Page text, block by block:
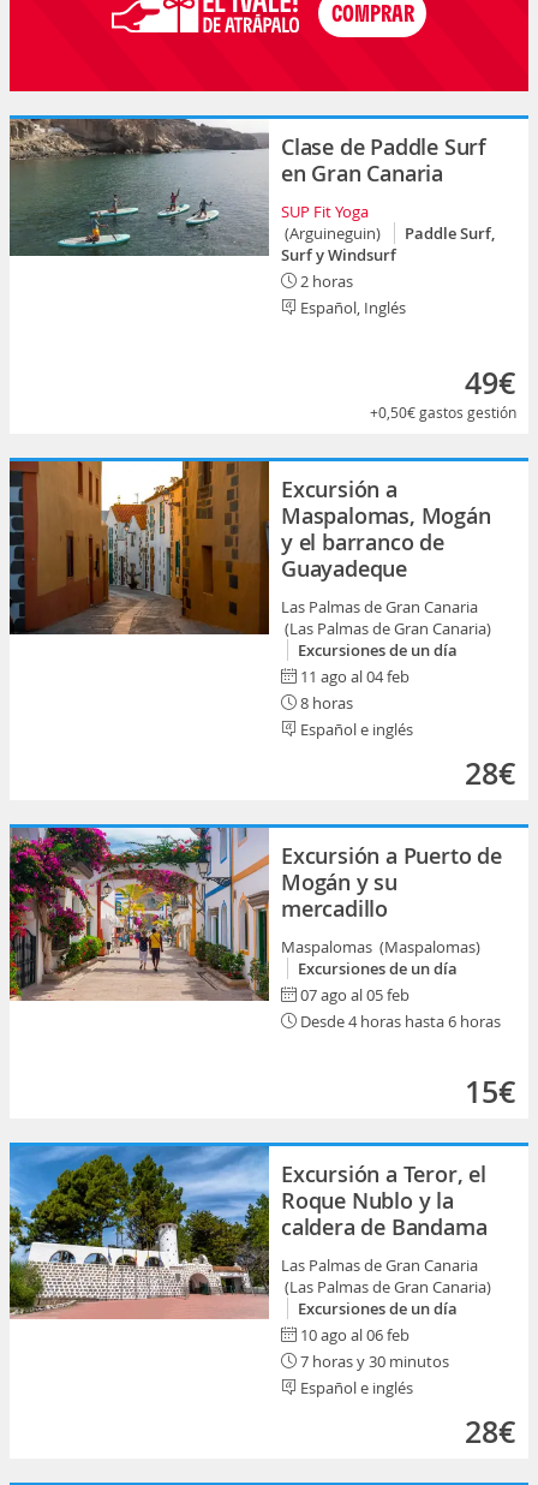
Clase de Paddle Surf
en Gran Canaria
SUP Fit Yoga
(Arguineguin)
Paddle Surf,
Surf y Windsurf
2 horas
Español, Inglés
49€
+0,50€gastos gestión
Excursión a
Maspalomas, Mogán
y el barranco de
Guayadeque
Las Palmas de Gran Canaria
(Las Palmas de Gran Canaria)
Excursiones de un día
11 ago al 04 feb
8 horas
Español e inglés
28€
Excursión a Puerto de
Mogán y su
mercadillo
Maspalomas (Maspalomas)
Excursiones de un día
07 ago al 05 feb
Desde 4 horas hasta 6 horas
15€
Excursión a Teror, el
Roque Nublo y la
caldera de Bandama
Las Palmas de Gran Canaria
(Las Palmas de Gran Canaria)
Excursiones de un día
10 ago al 06 feb
7 horas y 30 minutos
Español e inglés
28€